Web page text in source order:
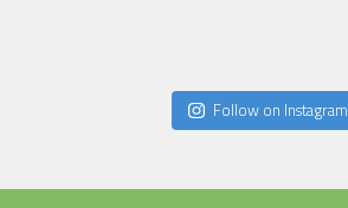
Follow on Instagram